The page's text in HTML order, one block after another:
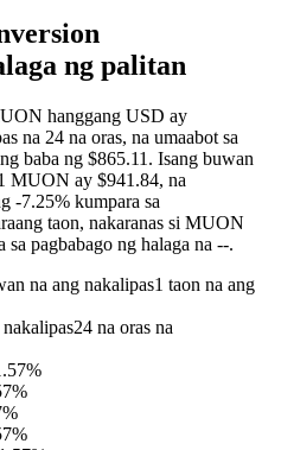
ng palitan
hanggang USD ay
na 24 na oras, na umaabot sa
baba ng $865.11. Isang buwan
MUON ay $941.84, na
-7.25% kumpara sa
taon, nakaranas si MUON
sa pagbabago ng halaga na --.
na ang nakalipas1 taon na ang
24 na oras na